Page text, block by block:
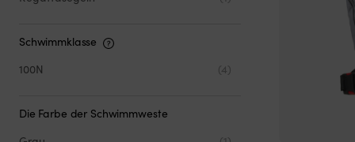
Schwimmklasse
100N
(4)
Die Farbe der Schwimmweste